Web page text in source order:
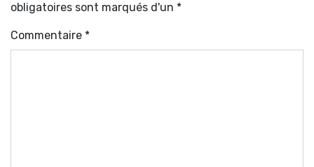
obligatoires sont marqués d'un *
Commentaire *